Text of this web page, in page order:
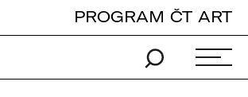
PROGRAM ČT ART